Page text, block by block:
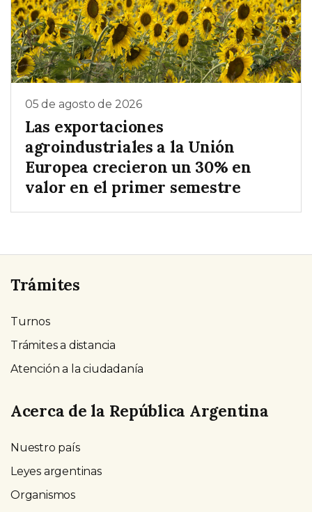
05 de agosto de 2026
Las exportaciones
agroindustriales a la Unión
Europea crecieron un 30% en
valor en el primer semestre
Trámites
Turnos
Trámites a distancia
Atención a la ciudadanía
Acerca de la República Argentina
Nuestro país
Leyes argentinas
Organismos